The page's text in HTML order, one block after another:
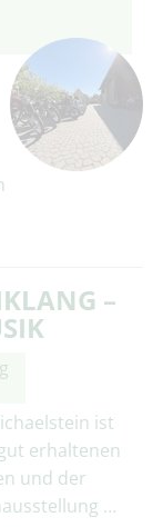
–
ist
erhaltenen
und der
…